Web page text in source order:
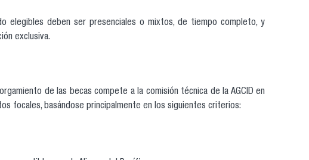
elegibles deben ser presenciales o mixtos, de tiempo completo, y
exclusiva.
de las becas compete a la comisión técnica de la AGCID en
focales, basándose principalmente en los siguientes criterios: